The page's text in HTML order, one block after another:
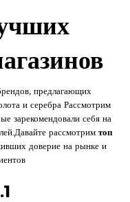
предлагающих
и серебра Рассмотрим
зарекомендовали себя на
рассмотрим топ
доверие на рынке и
1. Адамас